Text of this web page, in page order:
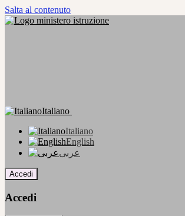
Salta al contenuto
Italiano
Italiano
English
عربى
Accedi
Accedi